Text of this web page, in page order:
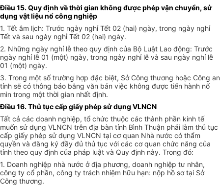
Điều 15. Quy định về thời gian không được phép vận chuyển, sử
dụng vật liệu nổ công nghiệp
1. Tết âm lịch: Trước ngày nghỉ Tết 02 (hai) ngày, trong ngày nghỉ
Tết và sau ngày nghỉ Tết 02 (hai) ngày.
2. Những ngày nghỉ lễ theo quy định của Bộ Luật Lao động: Trước
ngày nghỉ lễ 01 (một) ngày, trong ngày nghỉ lễ và sau ngày nghỉ lễ
01 (một) ngày.
3. Trong một số trường hợp đặc biệt, Sở Công thương hoặc Công an
tỉnh sẽ có thông báo bằng văn bản việc không được tiến hành nổ
mìn trong một thời gian nhất định.
Điều 16. Thủ tục cấp giấy phép sử dụng VLNCN
Tất cả các doanh nghiệp, tổ chức thuộc các thành phần kinh tế
muốn sử dụng VLNCN trên địa bàn tỉnh Bình Thuận phải làm thủ tục
cấp giấy phép sử dụng VLNCN tại cơ quan Nhà nước có thẩm
quyền và đăng ký đầy đủ thủ tục với các cơ quan chức năng của
tỉnh theo quy định của pháp luật và Quy định này. Trong đó:
1. Doanh nghiệp nhà nước ở địa phương, doanh nghiệp tư nhân,
công ty cổ phần, công ty trách nhiệm hữu hạn: nộp hồ sơ tại Sở
Công thương.